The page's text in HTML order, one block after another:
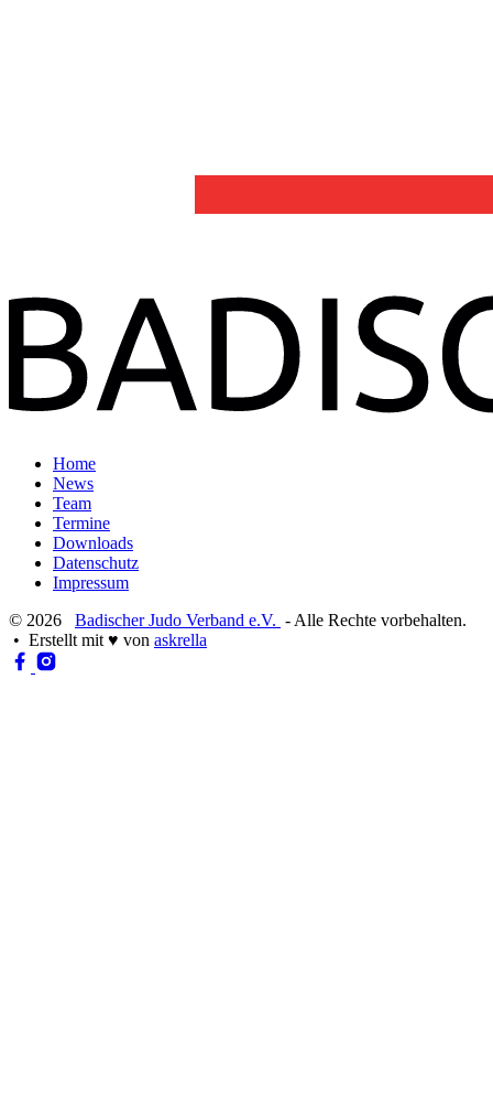
Home
News
Team
Termine
Downloads
Datenschutz
Impressum
© 2026 Badischer Judo Verband e.V. - Alle Rechte vorbehalten.
• Erstellt mit ♥ von askrella